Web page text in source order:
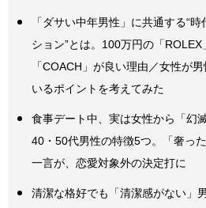
「ダサい中年男性」に共通する“
ション”とは。100万円の「
「COACH」が良い理由／女性が
いるポイントを考えてみた
食事デート中、実は女性から「幻
40・50代男性の特徴5つ。「奢っ
一言が、恋愛対象外の決定打に
清潔な格好でも「清潔感がない」